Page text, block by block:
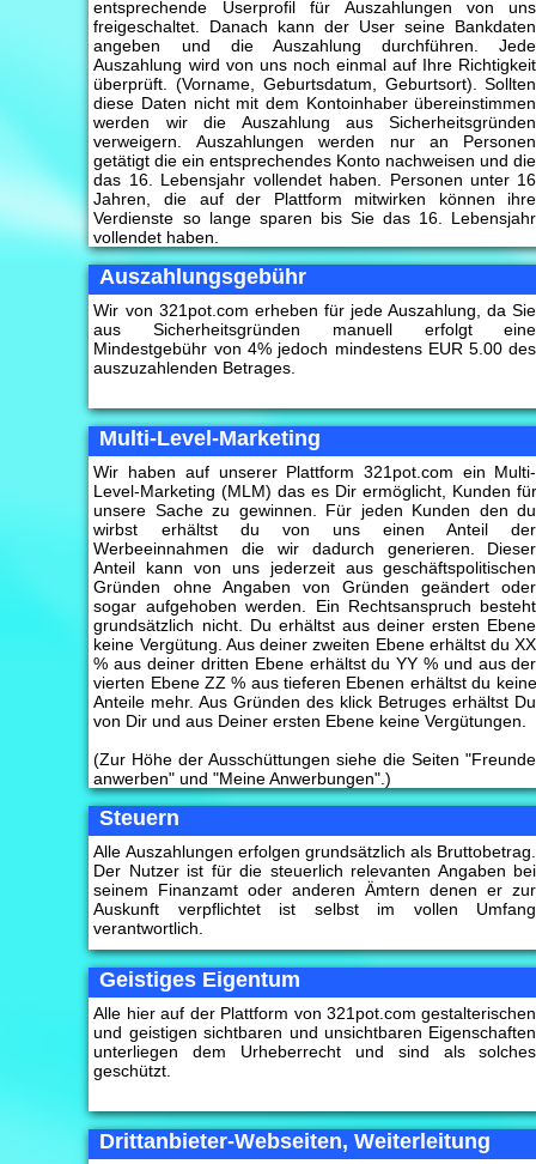
entsprechende Userprofil für Auszahlungen von uns
freigeschaltet. Danach kann der User seine Bankdaten
angeben und die Auszahlung durchführen. Jede
Auszahlung wird von uns noch einmal auf Ihre Richtigkeit
überprüft. (Vorname, Geburtsdatum, Geburtsort). Sollten
diese Daten nicht mit dem Kontoinhaber übereinstimmen
werden wir die Auszahlung aus Sicherheitsgründen
verweigern. Auszahlungen werden nur an Personen
getätigt die ein entsprechendes Konto nachweisen und die
das 16. Lebensjahr vollendet haben. Personen unter 16
Jahren, die auf der Plattform mitwirken können ihre
Verdienste so lange sparen bis Sie das 16. Lebensjahr
vollendet haben.
Auszahlungsgebühr
Wir von 321pot.com erheben für jede Auszahlung, da Sie
aus Sicherheitsgründen manuell erfolgt eine
Mindestgebühr von 4% jedoch mindestens EUR 5.00 des
auszuzahlenden Betrages.
Multi-Level-Marketing
Wir haben auf unserer Plattform 321pot.com ein Multi-
Level-Marketing (MLM) das es Dir ermöglicht, Kunden für
unsere Sache zu gewinnen. Für jeden Kunden den du
wirbst erhältst du von uns einen Anteil der
Werbeeinnahmen die wir dadurch generieren. Dieser
Anteil kann von uns jederzeit aus geschäftspolitischen
Gründen ohne Angaben von Gründen geändert oder
sogar aufgehoben werden. Ein Rechtsanspruch besteht
grundsätzlich nicht. Du erhältst aus deiner ersten Ebene
keine Vergütung. Aus deiner zweiten Ebene erhältst du XX
% aus deiner dritten Ebene erhältst du YY % und aus der
vierten Ebene ZZ % aus tieferen Ebenen erhältst du keine
Anteile mehr. Aus Gründen des klick Betruges erhältst Du
von Dir und aus Deiner ersten Ebene keine Vergütungen.
(Zur Höhe der Ausschüttungen siehe die Seiten "Freunde
anwerben" und "Meine Anwerbungen".)
Steuern
Alle Auszahlungen erfolgen grundsätzlich als Bruttobetrag.
Der Nutzer ist für die steuerlich relevanten Angaben bei
seinem Finanzamt oder anderen Ämtern denen er zur
Auskunft verpflichtet ist selbst im vollen Umfang
verantwortlich.
Geistiges Eigentum
Alle hier auf der Plattform von 321pot.com gestalterischen
und geistigen sichtbaren und unsichtbaren Eigenschaften
unterliegen dem Urheberrecht und sind als solches
geschützt.
Drittanbieter-Webseiten, Weiterleitung